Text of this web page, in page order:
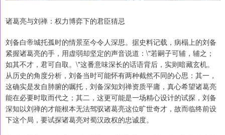
诸葛亮与刘禅：权力博弈下的君臣猜忌
刘备白帝城托孤时的情景至今令人深思。据史料记载，病榻上的刘备
紧握诸葛亮的手，用虚弱却坚定的声音说道：\"若嗣子可辅，辅之；
如其不才，君可自取。\"这番意味深长的话语背后，实则暗藏玄机。
从历史的角度分析，刘备当时可能怀有两种截然不同的心思：其一，
这确实是发自肺腑的嘱托，刘备深知刘禅资质平庸，真心希望诸葛亮
能在必要时取而代之；其二，这更可能是一场精心设计的试探，刘备
深知以刘禅的才能根本无法驾驭诸葛亮这位旷世奇才，故而临终前设
下这个局，要试探诸葛亮对蜀汉政权的忠诚度。